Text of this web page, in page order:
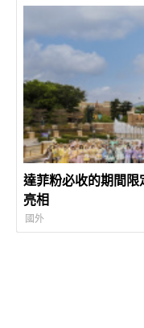
達菲粉必收的期間
亮相
國外